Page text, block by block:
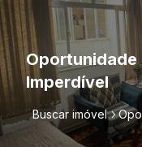
Imperdível
Buscar imóvel